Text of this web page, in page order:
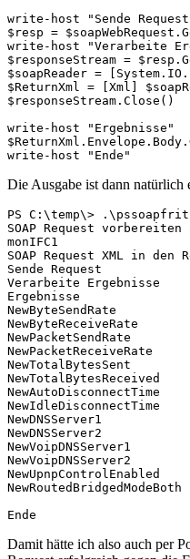
write-host "Sende
$resp =
write-host "Verarbeite
$responseStream =
$soapReader =
$ReturnXml = [Xml]
$responseStream.Close()
write-host "Ergebnisse"
write-host "Ende"
Die Ausgabe ist dann natürlich
PS C:\temp\>
SOAP Request
monIFC1
SOAP Request XML in den
Sende Request
Verarbeite Ergebnisse
Ergebnisse               :
NewByteSendRate
NewByteReceiveRate
NewPacketSendRate
NewPacketReceiveRate
NewTotalBytesSent        :
NewTotalBytesReceived
NewAutoDisconnectTime
NewIdleDisconnectTime
NewDNSServer1
NewDNSServer2
NewVoipDNSServer1
NewVoipDNSServer2
NewUpnpControlEnabled
Ende
Damit hätte ich also auch per